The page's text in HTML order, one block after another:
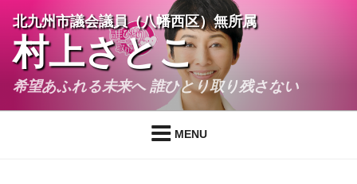
へ
北九州市議会議員（八幡西区）無所属
村上さとこ
希望あふれる未来へ 誰ひとり取り残さない
MENU